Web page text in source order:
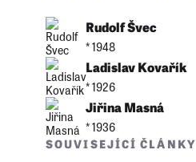
Rudolf Švec
* 1948
Ladislav Kovařík
* 1926
Jiřina Masná
* 1936
SOUVISEJÍCÍ ČLÁNKY